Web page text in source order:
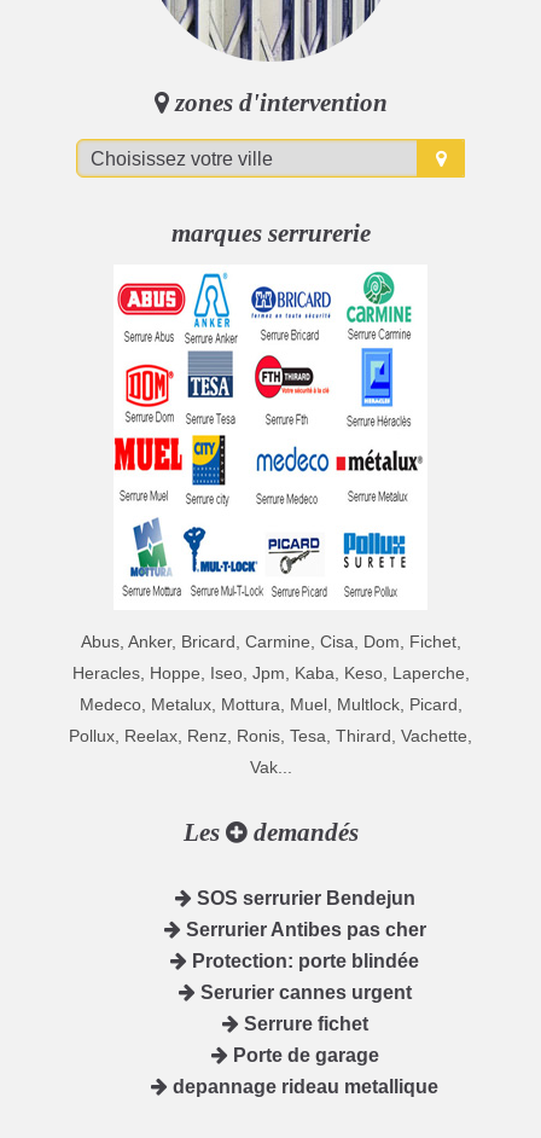
zones d'intervention
marques serrurerie
Abus, Anker, Bricard, Carmine, Cisa, Dom, Fichet,
Heracles, Hoppe, Iseo, Jpm, Kaba, Keso, Laperche,
Medeco, Metalux, Mottura, Muel, Multlock, Picard,
Pollux, Reelax, Renz, Ronis, Tesa, Thirard, Vachette,
Vak...
Les demandés
SOS serrurier Bendejun
Serrurier Antibes pas cher
Protection: porte blindée
Serurier cannes urgent
Serrure fichet
Porte de garage
depannage rideau metallique